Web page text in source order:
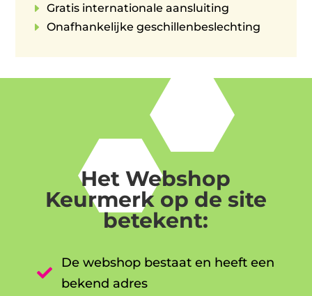
E Gratis internationale aansluiting
E Onafhankelijke geschillenbeslechting
Het Webshop
Keurmerk op de site
betekent:

De webshop bestaat en heeft een
bekend adres